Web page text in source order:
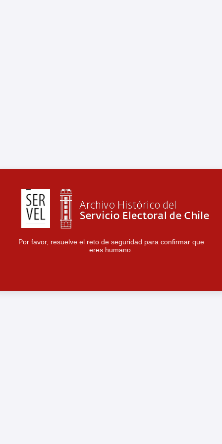
Por favor, resuelve el reto de seguridad para confirmar que
eres humano.